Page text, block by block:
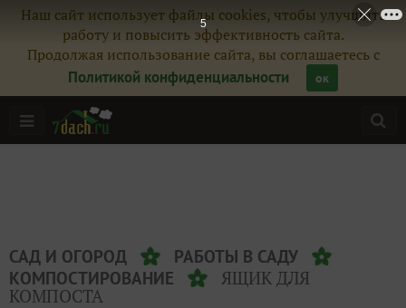
Наш сайт использует файлы cookies, чтобы улучшить
работу и повысить эффективность сайта.
Продолжая использование сайта, вы соглашаетесь с
Политикой конфиденциальности
ок
САД И ОГОРОД
РАБОТЫ В САДУ
КОМПОСТИРОВАНИЕ
ЯЩИК ДЛЯ
КОМПОСТА
5